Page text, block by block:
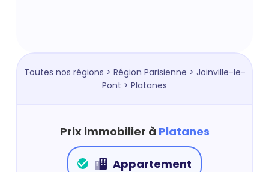
Toutes nos régions > Région Parisienne > Joinville-le-
Pont > Platanes
Prix immobilier à Platanes
Appartement